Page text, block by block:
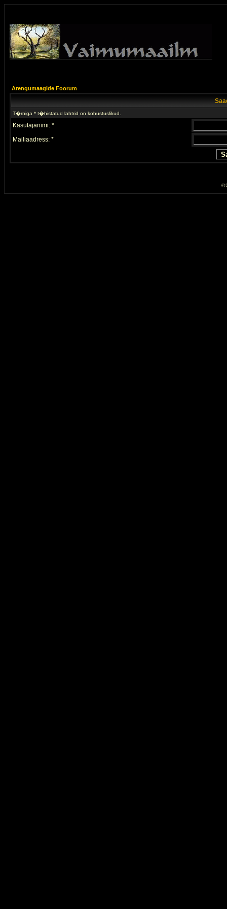
Arengumaagide Foorum
T�rniga * t�histatud lahtrid on kohustuslikud.
Kasutajanimi: *
Mailiaadress: *
©